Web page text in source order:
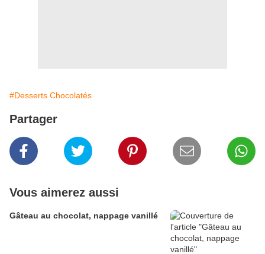
#Desserts Chocolatés
Partager
Vous aimerez aussi
Gâteau au chocolat, nappage vanillé